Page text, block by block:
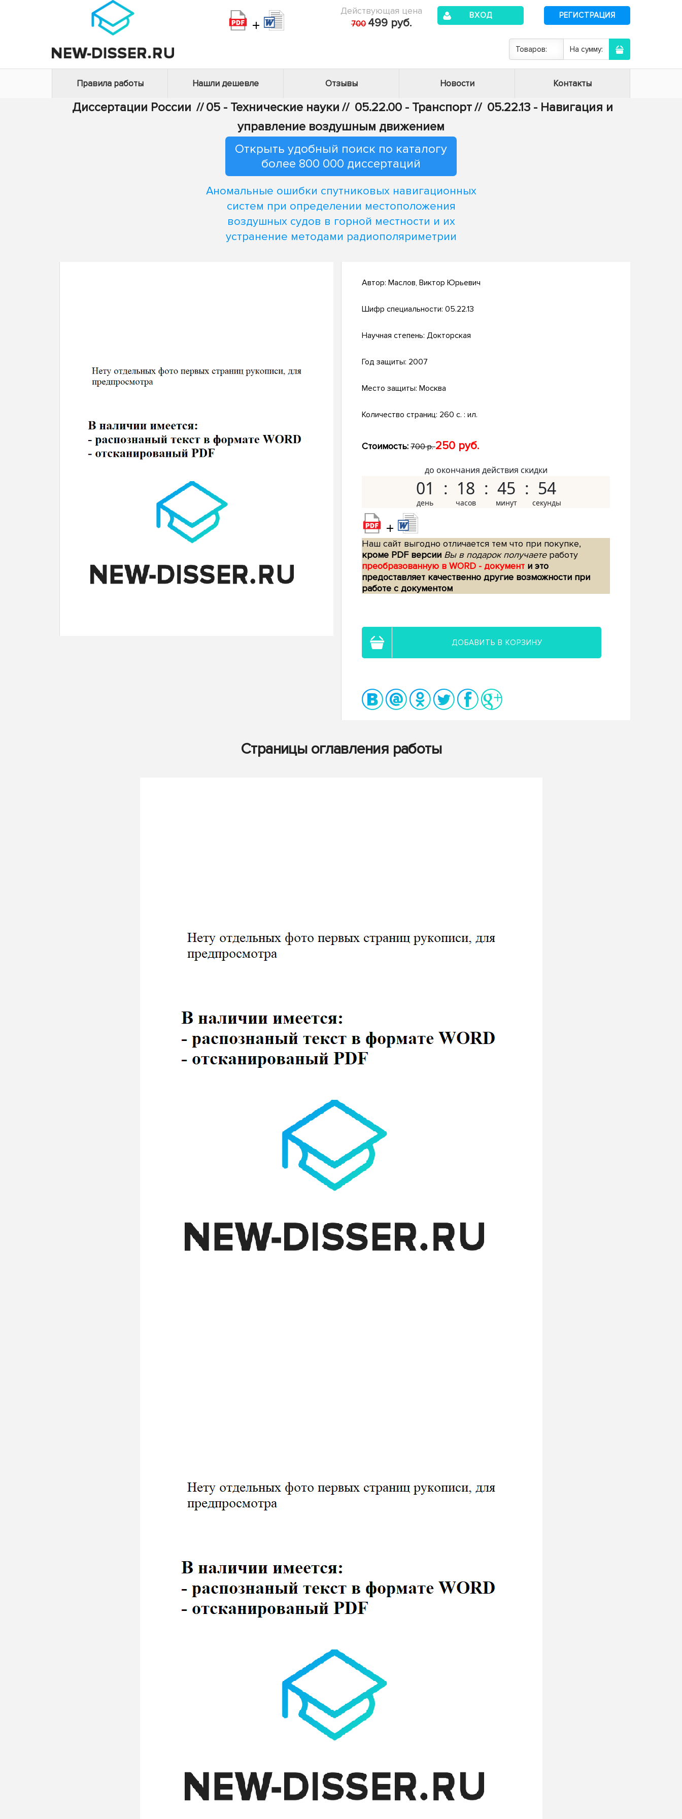
+
Действующая цена
700 499 руб.
ВХОД РЕГИСТРАЦИЯ
Товаров: На сумму:
Правила работы Нашли дешевле Отзывы Новости Контакты
Диссертации России // 05 - Технические науки // 05.22.00 - Транспорт// 05.22.13 - Навигация и
управление воздушным движением
Открыть удобный поиск по каталогу
более 800 000 диссертаций
Аномальные ошибки спутниковых навигационных
систем при определении местоположения
воздушных судов в горной местности и их
устранение методами радиополяриметрии
Автор: Маслов, Виктор Юрьевич
Шифр специальности: 05.22.13
Научная степень: Докторская
Год защиты: 2007
Место защиты: Москва
Количество страниц: 260 с. : ил.
Стоимость: 700 р.250 руб.
до окончания действия скидки
01 18 45 53
+
Наш сайт выгодно отличается тем что при покупке,
кроме PDF версии Вы в подарок получаетеработу
преобразованную в WORD - документ и это
предоставляет качественно другие возможности при
работе с документом
ДОБАВИТЬ В КОРЗИНУ
Страницы оглавления работы